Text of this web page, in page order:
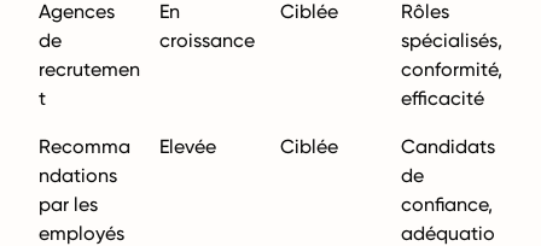
Agences
de
recrutemen
t
En
croissance
Ciblée
Rôles
spécialisés,
conformité,
efficacité
Recomma
ndations
par les
employés
Elevée Ciblée
Candidats
de
confiance,
adéquatio